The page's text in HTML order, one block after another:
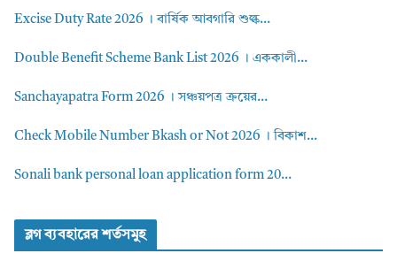
Excise Duty Rate 2026 । বার্ষিক আবগারি শুল্ক...
Double Benefit Scheme Bank List 2026 । এককালী...
Sanchayapatra Form 2026 । সঞ্চয়পত্র ক্রয়ের...
Check Mobile Number Bkash or Not 2026 । বিকাশ...
Sonali bank personal loan application form 20...
ব্লগ ব্যবহারের শর্তসমুহ